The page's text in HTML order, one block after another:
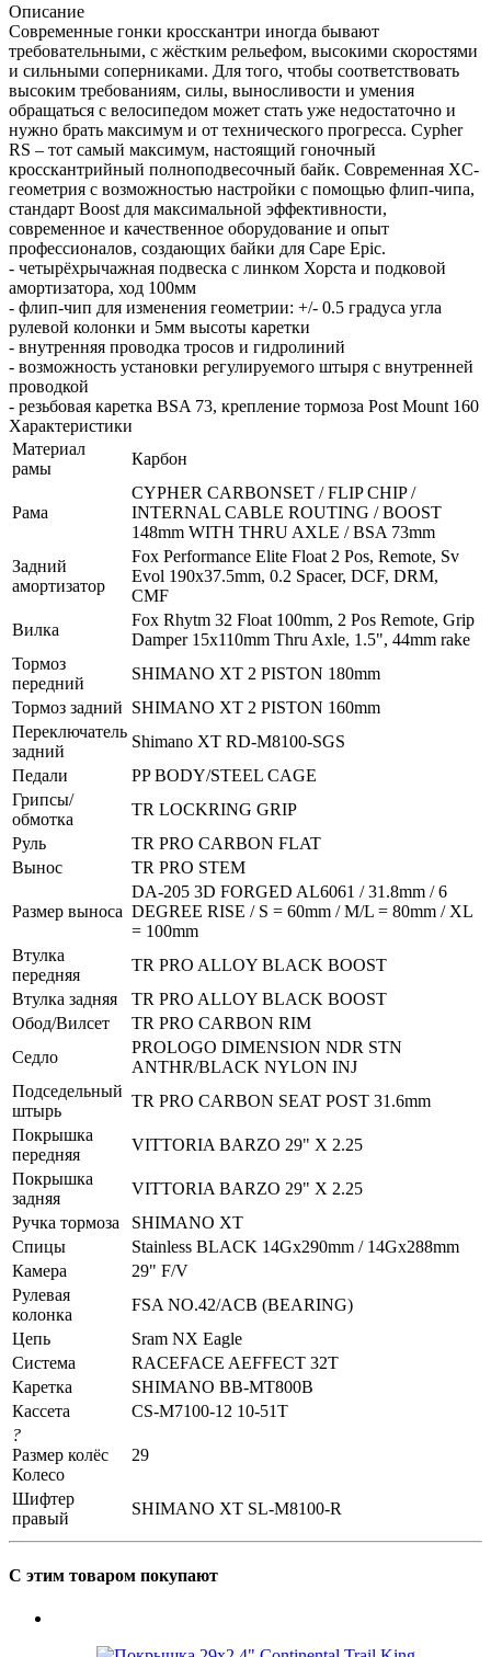
Описание
Современные гонки кросскантри иногда бывают
требовательными, с жёстким рельефом, высокими скоростями
и сильными соперниками. Для того, чтобы соответствовать
высоким требованиям, силы, выносливости и умения
обращаться с велосипедом может стать уже недостаточно и
нужно брать максимум и от технического прогресса. Cypher
RS – тот самый максимум, настоящий гоночный
кросскантрийный полноподвесочный байк. Современная XC-
геометрия с возможностью настройки с помощью флип-чипа,
стандарт Boost для максимальной эффективности,
современное и качественное оборудование и опыт
профессионалов, создающих байки для Cape Epic.
- четырёхрычажная подвеска с линком Хорста и подковой
амортизатора, ход 100мм
- флип-чип для изменения геометрии: +/- 0.5 градуса угла
рулевой колонки и 5мм высоты каретки
- внутренняя проводка тросов и гидролиний
- возможность установки регулируемого штыря с внутренней
проводкой
- резьбовая каретка BSA 73, крепление тормоза Post Mount 160
Характеристики
Материал
рамы
Карбон
Рама
CYPHER CARBONSET / FLIP CHIP /
INTERNAL CABLE ROUTING / BOOST
148mm WITH THRU AXLE / BSA 73mm
Задний
амортизатор
Fox Performance Elite Float 2 Pos, Remote, Sv
Evol 190x37.5mm, 0.2 Spacer, DCF, DRM,
CMF
Вилка
Fox Rhytm 32 Float 100mm, 2 Pos Remote, Grip
Damper 15x110mm Thru Axle, 1.5", 44mm rake
Тормоз
передний
SHIMANO XT 2 PISTON 180mm
Тормоз задний SHIMANO XT 2 PISTON 160mm
Переключатель
задний
Shimano XT RD-M8100-SGS
Педали
PP BODY/STEEL CAGE
Грипсы/
обмотка
TR LOCKRING GRIP
Руль
TR PRO CARBON FLAT
Вынос
TR PRO STEM
Размер выноса
DA-205 3D FORGED AL6061 / 31.8mm / 6
DEGREE RISE / S = 60mm / M/L = 80mm / XL
= 100mm
Втулка
передняя
TR PRO ALLOY BLACK BOOST
Втулка задняя
TR PRO ALLOY BLACK BOOST
Обод/Вилсет
TR PRO CARBON RIM
Седло
PROLOGO DIMENSION NDR STN
ANTHR/BLACK NYLON INJ
Подседельный
штырь
TR PRO CARBON SEAT POST 31.6mm
Покрышка
передняя
VITTORIA BARZO 29" X 2.25
Покрышка
задняя
VITTORIA BARZO 29" X 2.25
Ручка тормоза
SHIMANO XT
Спицы
Stainless BLACK 14Gx290mm / 14Gx288mm
Камера
29" F/V
Рулевая
колонка
FSA NO.42/ACB (BEARING)
Цепь
Sram NX Eagle
Система
RACEFACE AEFFECT 32T
Каретка
SHIMANO BB-MT800B
Кассета
CS-M7100-12 10-51T
?
Размер колёс
Колесо
29
Шифтер
правый
SHIMANO XT SL-M8100-R
С этим товаром покупают